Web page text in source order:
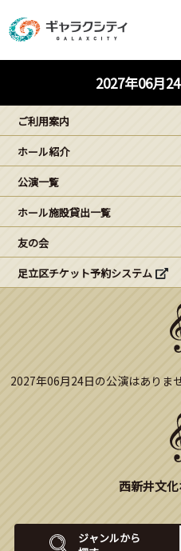
施設案内
西
文化
ギャラクシティとは
こどもみーてぃんぐ
Gがくえん
ブランドからのお知らせ
2027年06月
ご利用案内
ホール紹介
公演一覧
ホール施設貸出一覧
友の会
足立区チケット予約システム
2027年06月24日の公演はありませ
西新井文
ジャンルから